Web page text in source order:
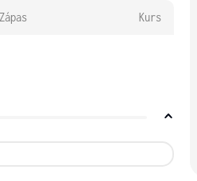
Zápas Kurs